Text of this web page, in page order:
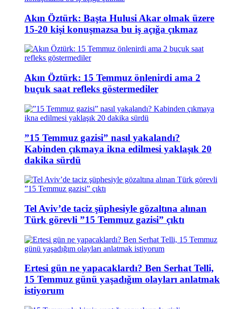
Akın Öztürk: Başta Hulusi Akar olmak üzere
15-20 kişi konuşmazsa bu iş açığa çıkmaz
Akın Öztürk: 15 Temmuz önlenirdi ama 2
buçuk saat refleks göstermediler
”15 Temmuz gazisi” nasıl yakalandı?
Kabinden çıkmaya ikna edilmesi yaklaşık 20
dakika sürdü
Tel Aviv’de taciz şüphesiyle gözaltına alınan
Türk görevli ”15 Temmuz gazisi” çıktı
Ertesi gün ne yapacaklardı? Ben Serhat Telli,
15 Temmuz günü yaşadığım olayları anlatmak
istiyorum